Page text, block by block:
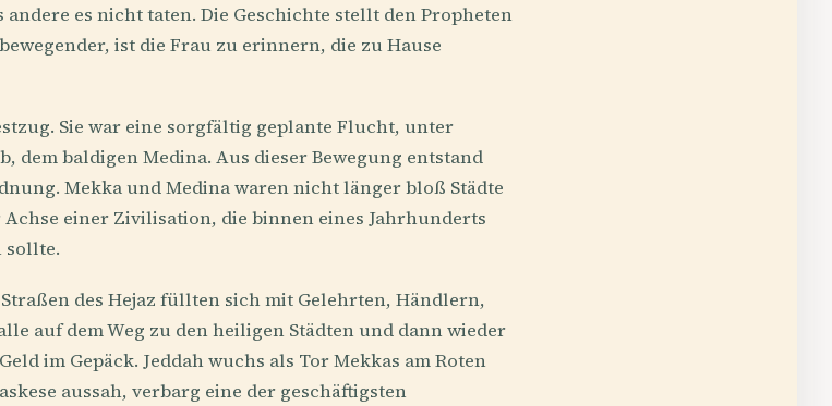
es nicht taten. Die Geschichte stellt den Propheten
ist die Frau zu erinnern, die zu Hause
Sie war eine sorgfältig geplante Flucht, unter
dem baldigen Medina. Aus dieser Bewegung entstand
Mekka und Medina waren nicht länger bloß Städte
einer Zivilisation, die binnen eines Jahrhunderts
sollte.
des Hejaz füllten sich mit Gelehrten, Händlern,
auf dem Weg zu den heiligen Städten und dann wieder
im Gepäck. Jeddah wuchs als Tor Mekkas am Roten
aussah, verbarg eine der geschäftigsten